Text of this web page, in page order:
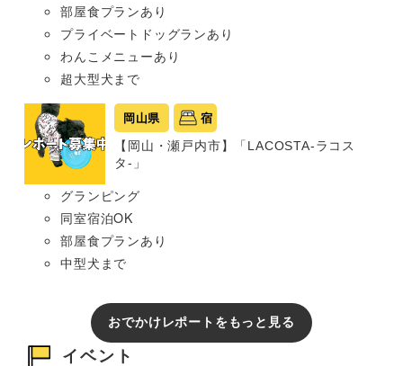
部屋食プランあり
プライベートドッグランあり
わんこメニューあり
超大型犬まで
岡山県 宿
【岡山・瀬戸内市】「LACOSTA-ラコス
タ-」
グランピング
同室宿泊OK
部屋食プランあり
中型犬まで
おでかけレポートをもっと見る
イベント